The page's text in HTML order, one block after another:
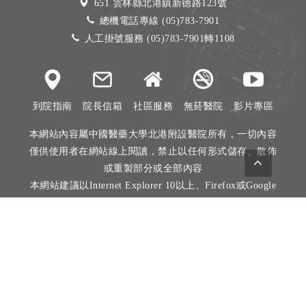
651 雲林縣北港鎮新德路123號
總機電話專線 (05)783-7901
人工掛號服務 (05)783-7901轉1108
到院指南 院長信箱 社區服務 無菸醫院 影片專區
本網站內容屬中國醫藥大學北港附設醫院所有，一切內容
僅供使用者在網站線上閱讀，禁止以任何形式儲存、散佈
或重製部分或全部內容
本網站建議以Internet Explorer 10以上、Firefox或Google